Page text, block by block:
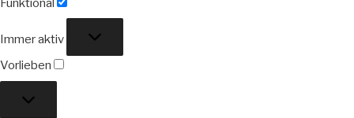
Funktional
Immer aktiv
Vorlieben